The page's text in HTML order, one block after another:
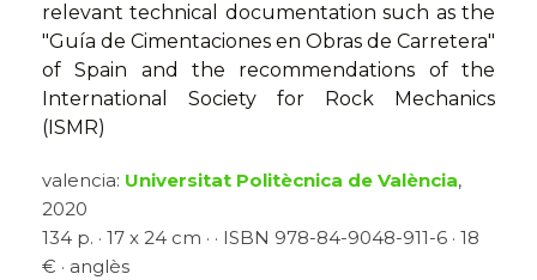
relevant technical documentation such as the
"Guía de Cimentaciones en Obras de Carretera"
of Spain and the recommendations of the
International Society for Rock Mechanics
(ISMR)
valencia: Universitat Politècnica de València,
2020
134 p. · 17 x 24 cm · · ISBN 978-84-9048-911-6 · 18
€ · anglès